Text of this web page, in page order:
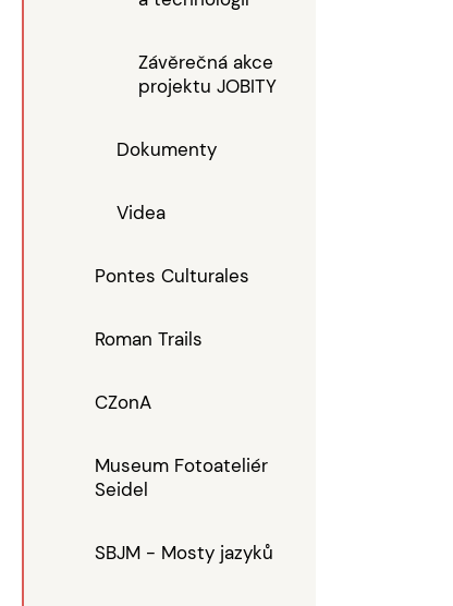
Závěrečná akce
projektu JOBITY
Dokumenty
Videa
Pontes Culturales
Roman Trails
CZonA
Museum Fotoateliér
Seidel
SBJM - Mosty jazyků